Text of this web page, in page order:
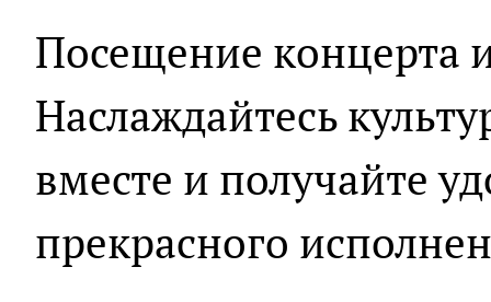
Посещение концерта
Наслаждайтесь
вместе и получайте
прекрасного